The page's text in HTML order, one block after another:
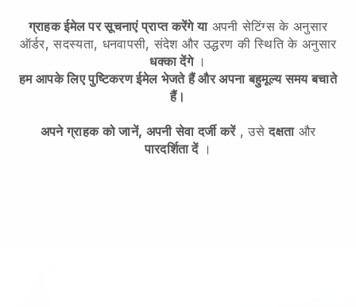
ग्राहक ईमेल पर सूचनाएं प्राप्त करेंगे याअपनी सेटिंग्स के अनुसार
ऑर्डर, सदस्यता, धनवापसी, संदेश और उद्धरण की स्थिति के अनुसार
धक्का देंगे।
हम आपके लिए पुष्टिकरण ईमेल भेजते हैं और अपना बहुमूल्य समय बचाते
हैं।
अपने ग्राहक को जानें, अपनी सेवा दर्जी करें, उसेदक्षताऔर
पारदर्शिता दें।